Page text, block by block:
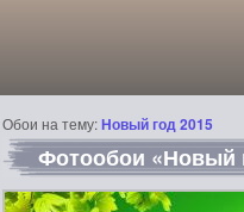
Обои на тему:Новый год 2015
Фотообои «Новый